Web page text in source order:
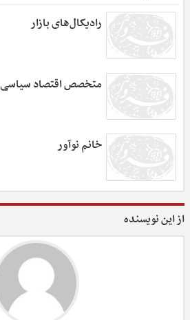
رادیکال‌های بازار
متخصص اقتصاد سیاسی
خانم نوآور
از این نویسنده